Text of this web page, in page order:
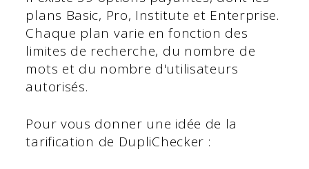
plans Basic, Pro, Institute et Enterprise.
Chaque plan varie en fonction des
limites de recherche, du nombre de
mots et du nombre d'utilisateurs
autorisés.
Pour vous donner une idée de la
tarification de DupliChecker :